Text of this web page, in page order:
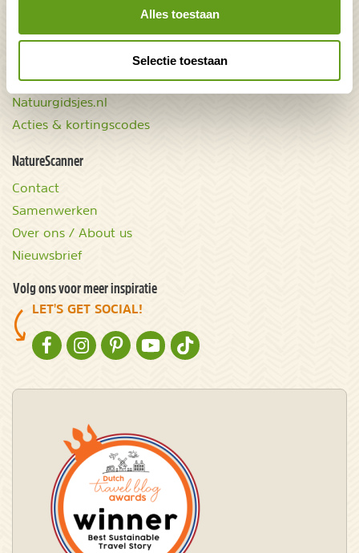
Alles toestaan
Selectie toestaan
Mooiste plekken op
wAARDEvol reizen
Natuurgidsjes.nl
Acties & kortingscodes
Uitrusting
Zoek op reistype
Groepsaccommodaties
NatureScanner
Contact
Samenwerken
Over ons / About us
Nieuwsbrief
Volg ons voor meer inspiratie
LET'S GET SOCIAL!
NATURESCANNER OP FACEBOOK
NATURESCANNER OP INSTAGRAM
NATURESCANNER OP PINTEREST
NATURESCANNER OP YOUTUBE
NATURESCANNER OP TIKTOK